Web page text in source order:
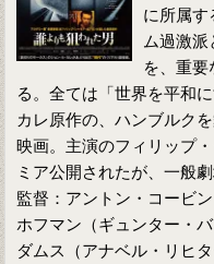
に所属す
ム過激
を、重
る。全ては「世界を平和
カレ原作の、ハンブルク
映画。主演のフィリップ
ミア公開されたが、一般
監督：アントン・コービ
ホフマン（ギュンター・
ダムス（アナベル・リヒ